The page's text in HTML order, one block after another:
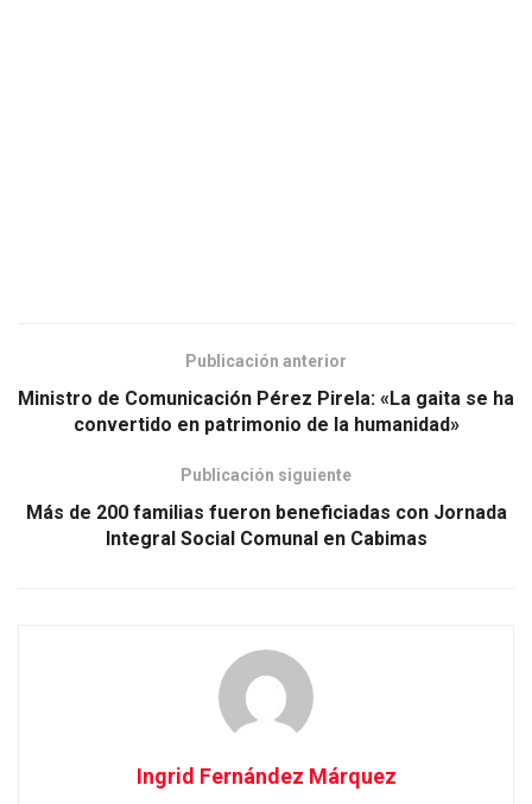
Publicación anterior
Ministro de Comunicación Pérez Pirela: «La gaita se ha
convertido en patrimonio de la humanidad»
Publicación siguiente
Más de 200 familias fueron beneficiadas con Jornada
Integral Social Comunal en Cabimas
Ingrid Fernández Márquez